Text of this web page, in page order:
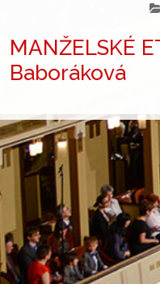
MANŽELSKÉ
Baboráková